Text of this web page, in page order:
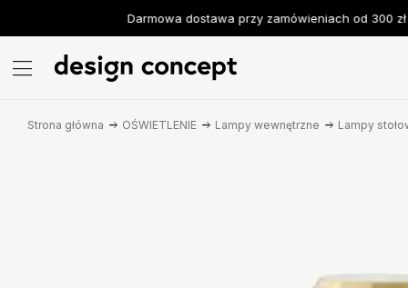
Darmowa dostawa przy zamówieniach od 300 zł
Strona główna OŚWIETLENIE Lampy wewnętrzne Lampy